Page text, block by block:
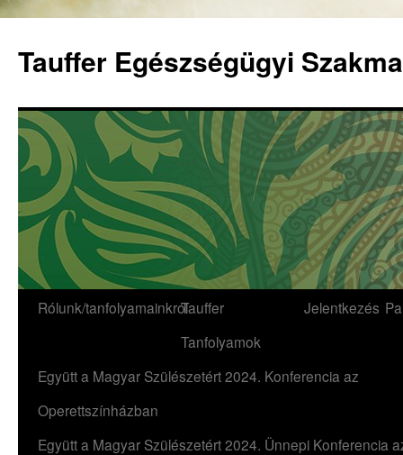
Tauffer Egészségügyi
Rólunk/tanfolyamainkrólTauffer
Tanfolyamok
Jelentkezés
Együtt a Magyar Szülészetért 2024. Konferencia az
Operettszínházban
Együtt a Magyar Szülészetért 2024. Ünnepi Konferencia